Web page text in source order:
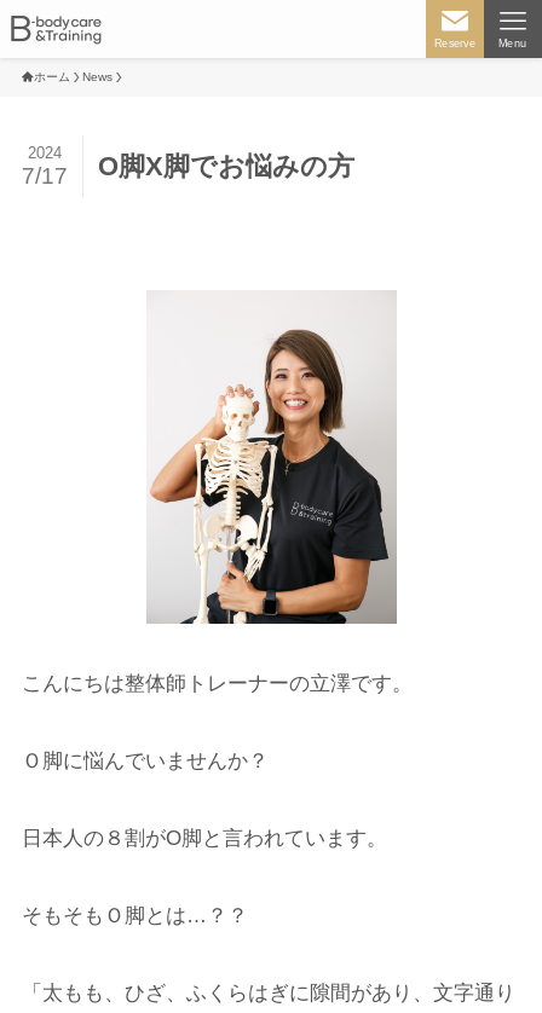
Reserve Menu
ホーム News
O脚X脚でお悩みの方
2024
7/17
こんにちは整体師トレーナーの立澤です。
Ｏ脚に悩んでいませんか？
日本人の８割がO脚と言われています。
そもそもＯ脚とは…？？
「太もも、ひざ、ふくらはぎに隙間があり、文字通り